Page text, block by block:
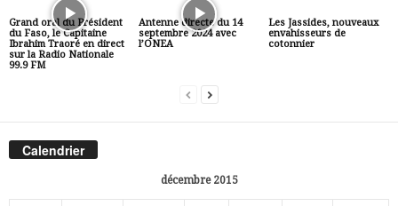
Grand oral du Président
du Faso, le Capitaine
Ibrahim Traoré en direct
sur la Radio Nationale
99.9 FM
Antenne directe du 14
septembre 2024 avec
l’ONEA
Les Jassides, nouveaux
envahisseurs de
cotonnier
Calendrier
décembre 2015